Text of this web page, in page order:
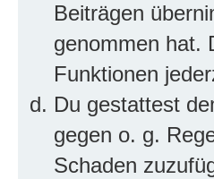
Beiträgen
genommen hat.
Funktionen
Du gestattest
gegen o. g.
Schaden